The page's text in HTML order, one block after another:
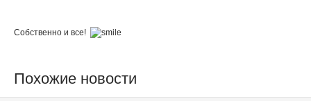
Собственно и все!
Похожие новости